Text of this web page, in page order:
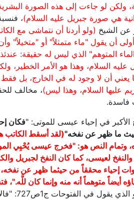
ولكن لو جاءت إلى هذه الصورة
هي صورة جبريل عليه السلام)،
عن الشيخ (ولو أردنا أن نتماشى مع
أن يقول "ماء متمثلاً" أو "متخيلاً"
المتوهم" الذي ليس له حقيقة:
عليه السلام، وهذا هو الأمر الخطير،
يعني أن لا وجود له في الخارج، بل
عليها السلام، وهذا ليس)، مخالف
فاسدة.
في إحياء عيسى للموتى: "فكان
ما ظهر عن نفخه"(لقد أسقط الكاتب
وتمام النص هو: "فخرج عيسى يُحْيِي
والنفخ لعيسى، كما كان النفخ لجبريل
إحياء محققاً من حيثما ظهر عن
أيضاً متوهماً أنه منه وإنما كان للَّه."،
، وهو الذي